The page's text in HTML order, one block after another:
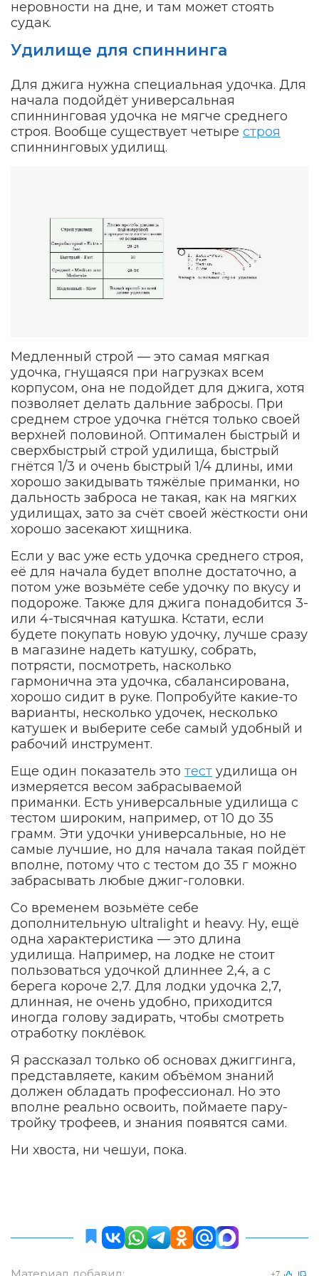
неровности на дне, и там может стоять
судак.
Удилище для спиннинга
Для джига нужна специальная удочка. Для
начала подойдёт универсальная
спиннинговая удочка не мягче среднего
строя. Вообще существует четыре строя
спиннинговых удилищ.
Медленный строй — это самая мягкая
удочка, гнущаяся при нагрузках всем
корпусом, она не подойдет для джига, хотя
позволяет делать дальние забросы. При
среднем строе удочка гнётся только своей
верхней половиной. Оптимален быстрый и
сверхбыстрый строй удилища, быстрый
гнётся 1/3 и очень быстрый 1/4 длины, ими
хорошо закидывать тяжёлые приманки, но
дальность заброса не такая, как на мягких
удилищах, зато за счёт своей жёсткости они
хорошо засекают хищника.
Если у вас уже есть удочка среднего строя,
её для начала будет вполне достаточно, а
потом уже возьмёте себе удочку по вкусу и
подороже. Также для джига понадобится 3-
или 4-тысячная катушка. Кстати, если
будете покупать новую удочку, лучше сразу
в магазине надеть катушку, собрать,
потрясти, посмотреть, насколько
гармонична эта удочка, сбалансирована,
хорошо сидит в руке. Попробуйте какие-то
варианты, несколько удочек, несколько
катушек и выберите себе самый удобный и
рабочий инструмент.
Еще один показатель это тест удилища он
измеряется весом забрасываемой
приманки. Есть универсальные удилища с
тестом широким, например, от 10 до 35
грамм. Эти удочки универсальные, но не
самые лучшие, но для начала такая пойдёт
вполне, потому что с тестом до 35 г можно
забрасывать любые джиг-головки.
Со временем возьмёте себе
дополнительную ultralight и heavy. Ну, ещё
одна характеристика — это длина
удилища. Например, на лодке не стоит
пользоваться удочкой длиннее 2,4, а с
берега короче 2,7. Для лодки удочка 2,7,
длинная, не очень удобно, приходится
иногда голову задирать, чтобы смотреть
отработку поклёвок.
Я рассказал только об основах джиггинга,
представляете, каким объёмом знаний
должен обладать профессионал. Но это
вполне реально освоить, поймаете пару-
тройку трофеев, и знания появятся сами.
Ни хвоста, ни чешуи, пока.